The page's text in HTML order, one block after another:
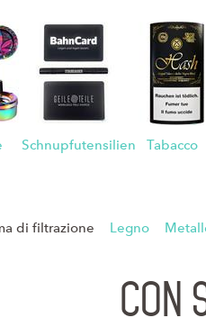
Schnupfutensilien Tabacco
di filtrazione Legno
Con